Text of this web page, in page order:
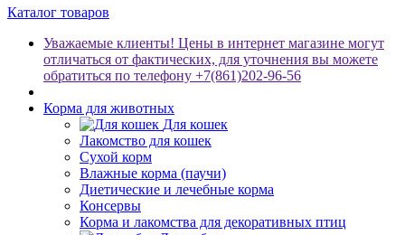
Каталог товаров
Уважаемые клиенты! Цены в интернет магазине могут
отличаться от фактических, для уточнения вы можете
обратиться по телефону +7(861)202-96-56
Корма для животных
Для кошек
Лакомство для кошек
Сухой корм
Влажные корма (паучи)
Диетические и лечебные корма
Консервы
Корма и лакомства для декоративных птиц